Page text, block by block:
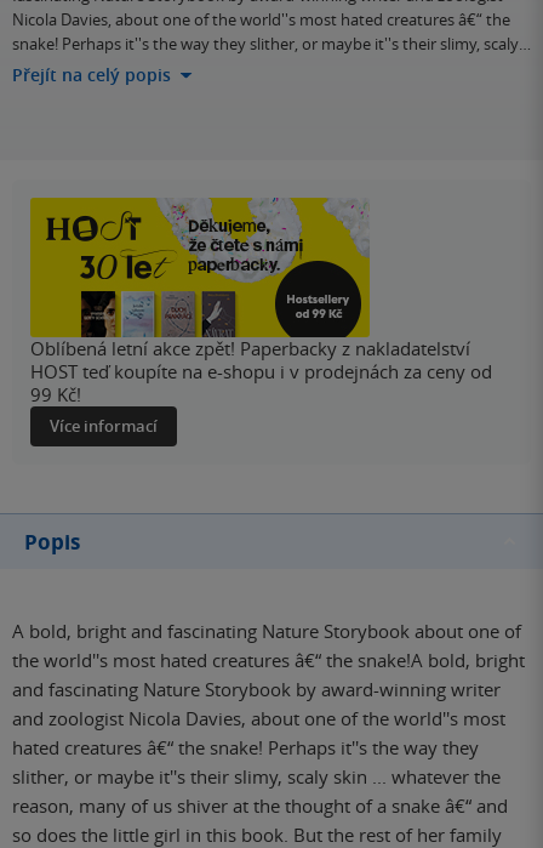
Nicola Davies, about one of the world''s most hated creatures â€“ the
snake! Perhaps it''s the way they slither, or maybe it''s their slimy, scaly…
Přejít na celý popis
Oblíbená letní akce zpět! Paperbacky z nakladatelství
HOST teď koupíte na e-shopu i v prodejnách za ceny od
99 Kč!
Více informací
Popis
A bold, bright and fascinating Nature Storybook about one of
the world''s most hated creatures â€“ the snake!A bold, bright
and fascinating Nature Storybook by award-winning writer
and zoologist Nicola Davies, about one of the world''s most
hated creatures â€“ the snake! Perhaps it''s the way they
slither, or maybe it''s their slimy, scaly skin ... whatever the
reason, many of us shiver at the thought of a snake â€“ and
so does the little girl in this book. But the rest of her family